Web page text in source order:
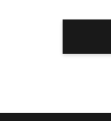
リフォームの流れ